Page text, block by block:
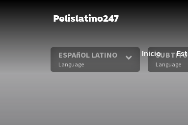
Inicio
ESPAñOL LATINO
Language Language